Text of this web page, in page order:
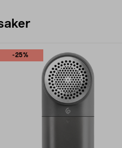
-25%